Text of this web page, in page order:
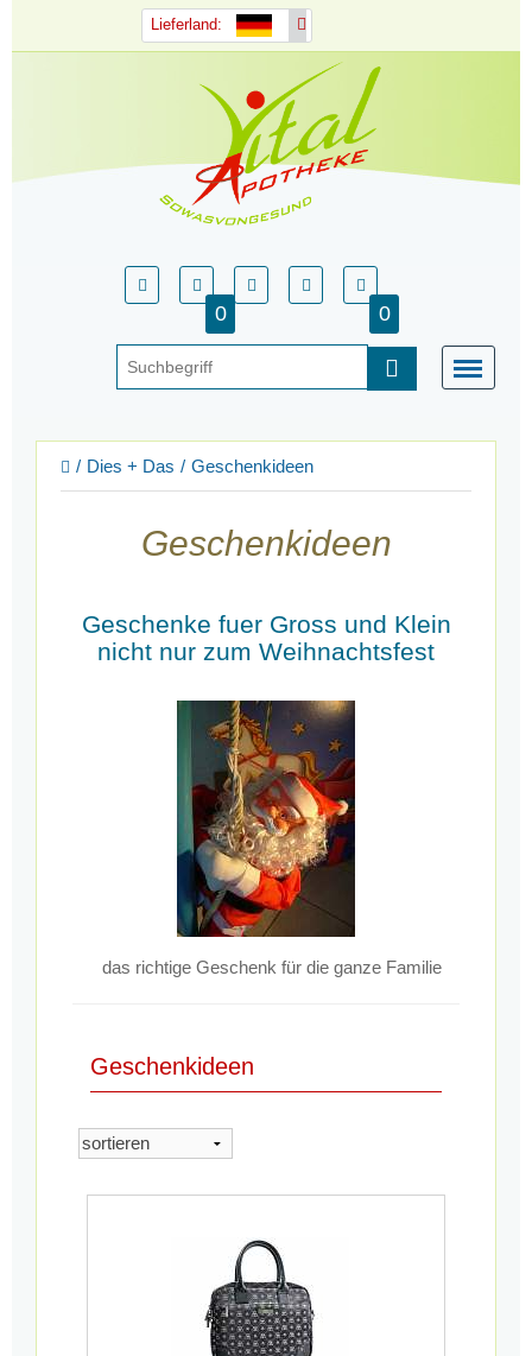
Lieferland:
0 0
Dies + Das Geschenkideen
Geschenkideen
Geschenke fuer Gross und Klein
nicht nur zum Weihnachtsfest
das richtige Geschenk für die ganze Familie
Geschenkideen